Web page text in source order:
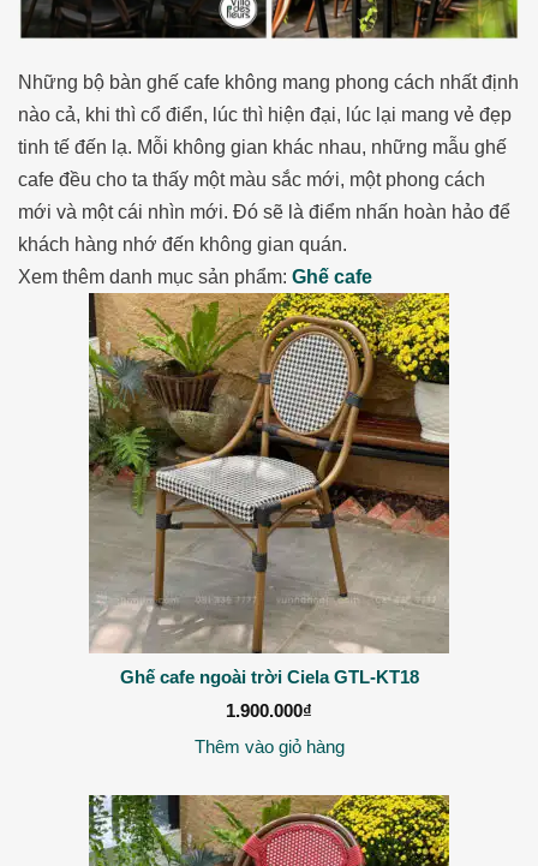
Những bộ bàn ghế cafe không mang phong cách nhất định
nào cả, khi thì cổ điển, lúc thì hiện đại, lúc lại mang vẻ đẹp
tinh tế đến lạ. Mỗi không gian khác nhau, những mẫu ghế
cafe đều cho ta thấy một màu sắc mới, một phong cách
mới và một cái nhìn mới. Đó sẽ là điểm nhấn hoàn hảo để
khách hàng nhớ đến không gian quán.
Xem thêm danh mục sản phẩm: Ghế cafe
Ghế cafe ngoài trời Ciela GTL-KT18
1.900.000₫
Thêm vào giỏ hàng